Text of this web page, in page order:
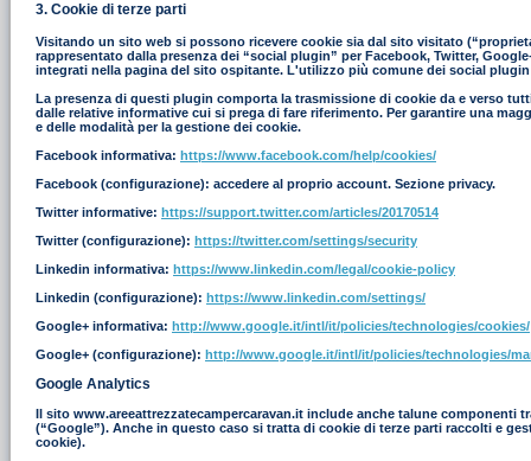
3. Cookie di terze parti
Visitando un sito web si possono ricevere cookie sia dal sito visitato
rappresentato dalla presenza dei “social plugin” per Facebook, Twitter,
integrati nella pagina del sito ospitante. L'utilizzo più comune dei social
La presenza di questi plugin comporta la trasmissione di cookie da e verso
dalle relative informative cui si prega di fare riferimento. Per garantire una
e delle modalità per la gestione dei cookie.
Facebook informativa: https://www.facebook.com/help/cookies/
Facebook (configurazione): accedere al proprio account. Sezione privacy.
Twitter informative: https://support.twitter.com/articles/20170514
Twitter (configurazione): https://twitter.com/settings/security
Linkedin informativa: https://www.linkedin.com/legal/cookie-policy
Linkedin (configurazione): https://www.linkedin.com/settings/
Google+ informativa: http://www.google.it/intl/it/policies/technologies/cookies/
Google+ (configurazione): http://www.google.it/intl/it/policies/technologies/
Google Analytics
Il sito www.areeattrezzatecampercaravan.it include anche talune
(“Google”). Anche in questo caso si tratta di cookie di terze parti raccolti e
cookie).